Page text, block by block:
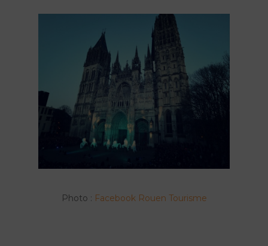
Photo : Facebook Rouen Tourisme